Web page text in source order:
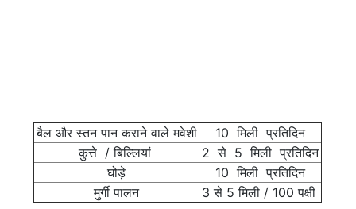
बैल और स्तन पान कराने वाले मवेशी
10 मिली प्रतिदिन
कुत्ते / बिल्लियां
2 से 5 मिली प्रतिदिन
घोड़े
10 मिली प्रतिदिन
मुर्गी पालन
3 से 5 मिली / 100 पक्षी